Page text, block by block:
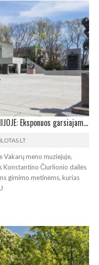
2-OJI M.K.ČIURLIONIO PARODA JAPONIJOJE: Eksponuos garsiajame Le Corbusier muziejuje
Vakarų meno muziejuje,
Konstantino Čiurlionio dailės
gimimo metinėms, kurias